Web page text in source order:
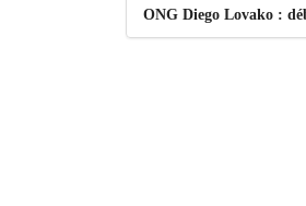
ONG Diego Lovako :